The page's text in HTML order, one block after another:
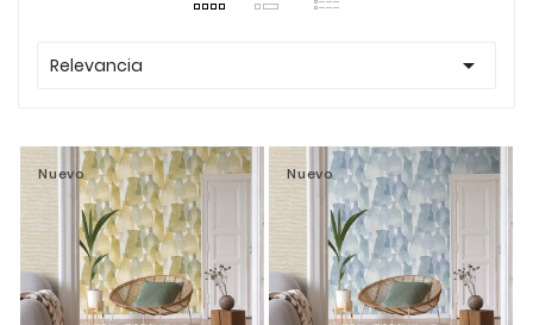
Relevancia 
Nuevo Nuevo